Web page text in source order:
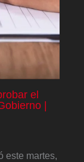
el
|
este martes,